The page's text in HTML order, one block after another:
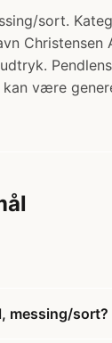
sort.
være
messing/sort?